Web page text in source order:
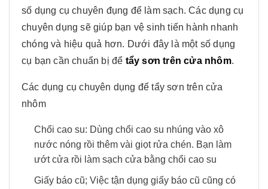
số dụng cụ chuyên đụng để làm sạch. Các dụng cụ
chuyên dụng sẽ giúp bạn vệ sinh tiến hành nhanh
chóng và hiệu quả hơn. Dưới đây là một số dụng
cụ bạn cần chuẩn bị để tẩy sơn trên cửa nhôm.
Các dụng cụ chuyên dụng để tẩy sơn trên cửa
nhôm
Chổi cao su: Dùng chổi cao su nhúng vào xô
nước nóng rồi thêm vài giọt rửa chén. Bạn làm
ướt cửa rồi làm sạch cửa bằng chổi cao su
Giấy báo cũ; Việc tận dụng giấy báo cũ cũng có